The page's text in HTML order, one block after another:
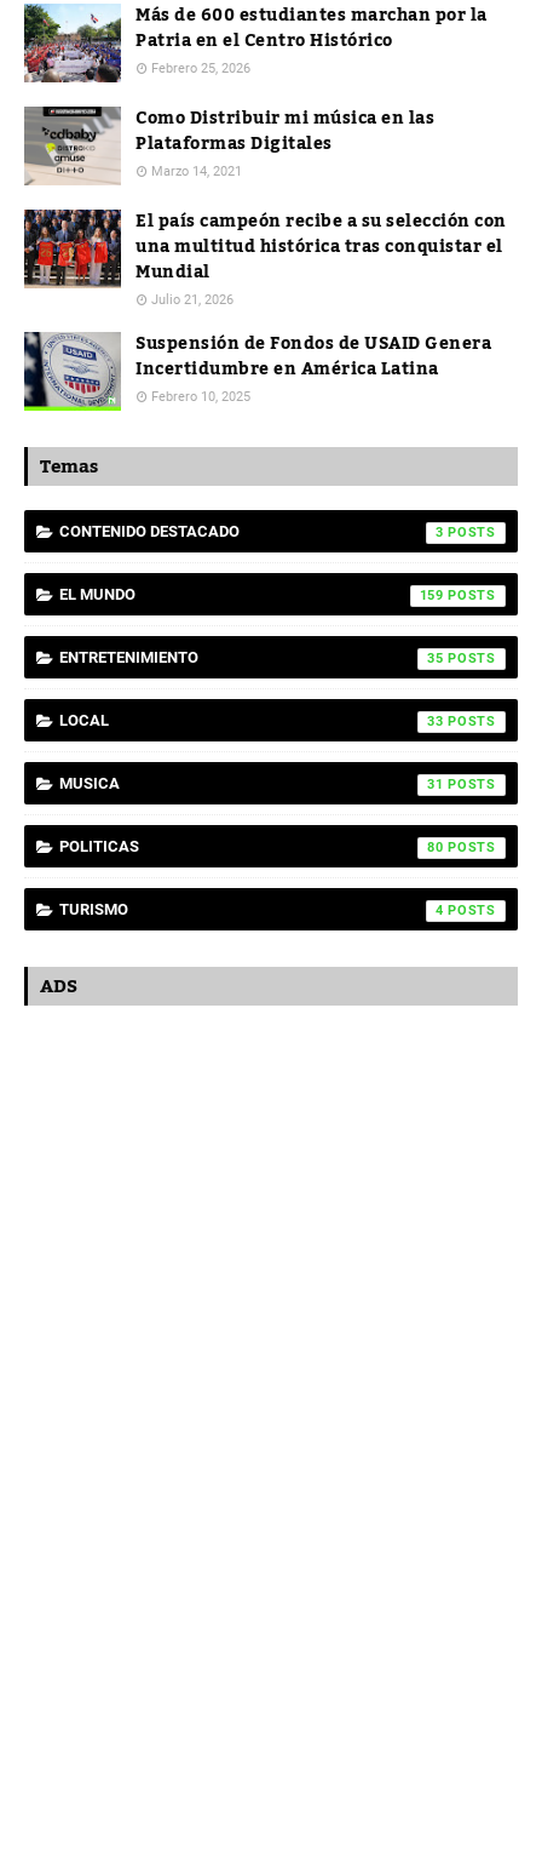
Más de 600 estudiantes marchan por la
Patria en el Centro Histórico
Febrero 25, 2026
Como Distribuir mi música en las
Plataformas Digitales
Marzo 14, 2021
El país campeón recibe a su selección con
una multitud histórica tras conquistar el
Mundial
Julio 21, 2026
Suspensión de Fondos de USAID Genera
Incertidumbre en América Latina
Febrero 10, 2025
Temas
CONTENIDO DESTACADO 3
EL MUNDO 159
ENTRETENIMIENTO 35
LOCAL 33
MUSICA 31
POLITICAS 80
TURISMO 4
ADS